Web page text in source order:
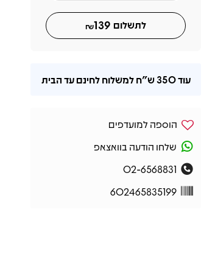
לתשלום 139
₪
עוד350 ש"ח למשלוח לחינם עד הבית
הוספה למועדפים
שלחו הודעה בוואצאפ
02-6568831
602465835199